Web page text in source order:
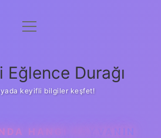
Anasayfa
Yasal Uyarı
menüyü
Eğlence Durağı
keyifli bilgiler keşfet!
HANGI HAYVANIN